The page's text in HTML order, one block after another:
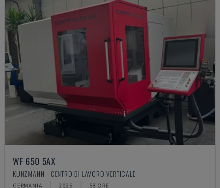
WF 650 5AX
KUNZMANN - CENTRO DI LAVORO VERTICALE
GERMANIA 2025 58 ORE